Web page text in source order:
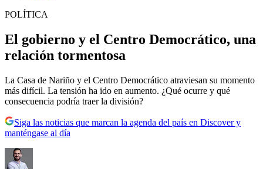
POLÍTICA
El gobierno y el Centro Democrático, una
relación tormentosa
La Casa de Nariño y el Centro Democrático atraviesan su momento
más difícil. La tensión ha ido en aumento. ¿Qué ocurre y qué
consecuencia podría traer la división?
Siga las noticias que marcan la agenda del país en Discover y
manténgase al día